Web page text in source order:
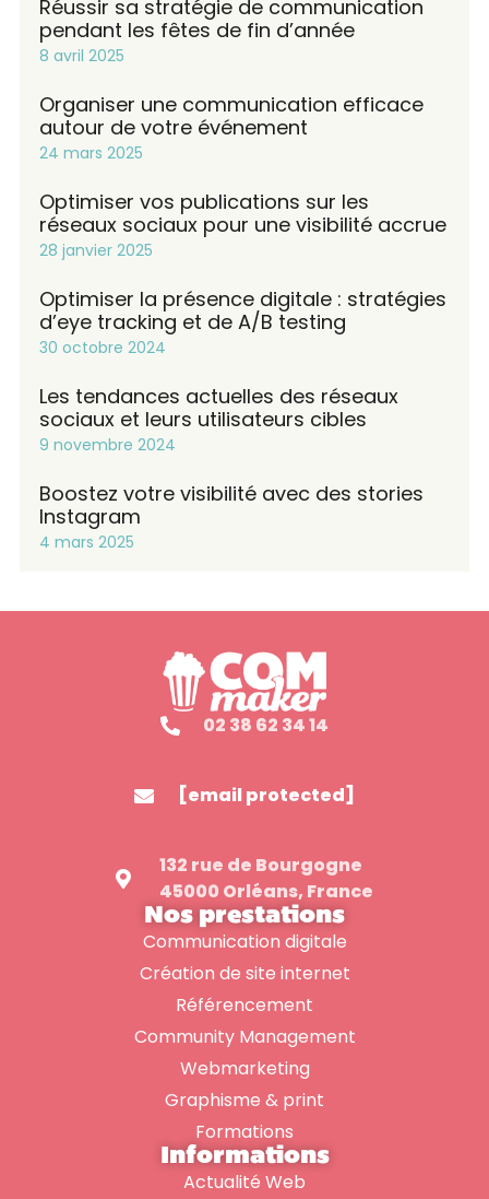
Réussir sa stratégie de communication
pendant les fêtes de fin d’année
8 avril 2025
Organiser une communication efficace
autour de votre événement
24 mars 2025
Optimiser vos publications sur les
réseaux sociaux pour une visibilité accrue
28 janvier 2025
Optimiser la présence digitale : stratégies
d’eye tracking et de A/B testing
30 octobre 2024
Les tendances actuelles des réseaux
sociaux et leurs utilisateurs cibles
9 novembre 2024
Boostez votre visibilité avec des stories
Instagram
4 mars 2025
02 38 62 34 14
[email protected]
132 rue de Bourgogne
45000 Orléans, France
Nos prestations
Communication digitale
Création de site internet
Référencement
Community Management
Webmarketing
Graphisme & print
Formations
Informations
Actualité Web